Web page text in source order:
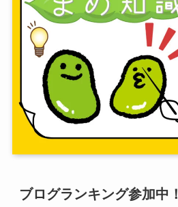
ブログランキング参加中！